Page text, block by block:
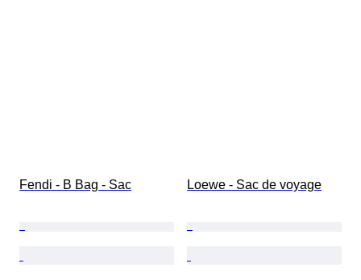
Fendi - B Bag - Sac Loewe - Sac de voyage